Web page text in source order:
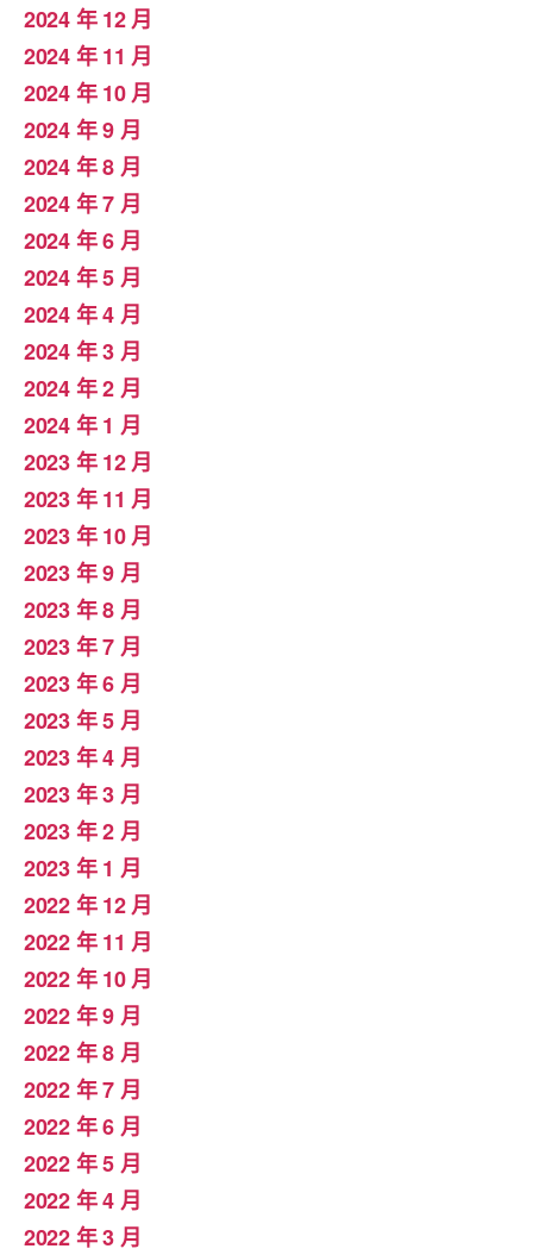
2024 年 12 月
2024 年 11 月
2024 年 10 月
2024 年 9 月
2024 年 8 月
2024 年 7 月
2024 年 6 月
2024 年 5 月
2024 年 4 月
2024 年 3 月
2024 年 2 月
2024 年 1 月
2023 年 12 月
2023 年 11 月
2023 年 10 月
2023 年 9 月
2023 年 8 月
2023 年 7 月
2023 年 6 月
2023 年 5 月
2023 年 4 月
2023 年 3 月
2023 年 2 月
2023 年 1 月
2022 年 12 月
2022 年 11 月
2022 年 10 月
2022 年 9 月
2022 年 8 月
2022 年 7 月
2022 年 6 月
2022 年 5 月
2022 年 4 月
2022 年 3 月